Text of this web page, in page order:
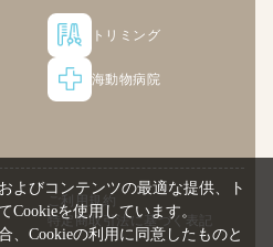
トリミング
海動物病院
ご利用規約
特定商取引法に基づく表記
よびコンテンツの最適な提供、ト
Cookieを使用しています。
、Cookieの利用に同意したものと